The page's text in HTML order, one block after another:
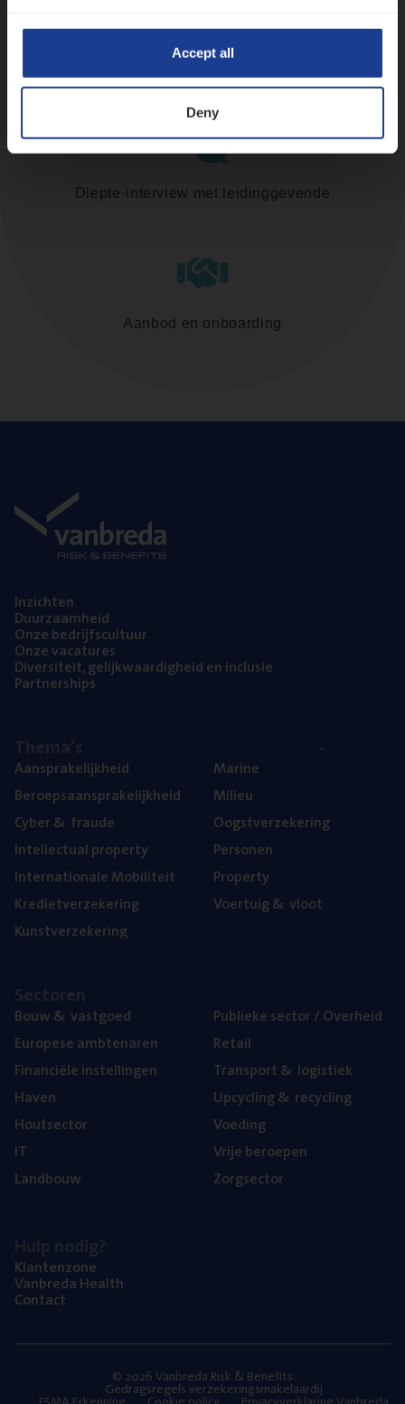
Accept all
Deny
Assessment
Diepte-interview met leidinggevende
Aanbod en onboarding
Inzich­ten
Duur­zaam­heid
Onze bedrijfs­cul­tuur
Onze vaca­tu­res
Diver­si­teit, gelijk­waar­dig­heid en inclusie
Part­ner­ships
Aan­spra­ke­lijk­heid
Beroeps­aan­spra­ke­lijk­heid
Cyber& fraude
Intel­lec­tu­al property
Inter­na­ti­o­na­le Mobiliteit
Kre­diet­ver­ze­ke­ring
Kunst­ver­ze­ke­ring
Mari­ne
Mili­eu
Oogst­ver­ze­ke­ring
Per­so­nen
Pro­per­ty
Voer­tuig& vloot
Bouw& vastgoed
Euro­pe­se ambtenaren
Finan­ci­ë­le instellingen
Haven
Hout­sec­tor
IT
Land­bouw
Publie­ke sec­tor / Overheid
Retail
Trans­port& logistiek
Upcy­cling& recycling
Voe­ding
Vrije beroe­pen
Zorg­sec­tor
Klan­ten­zo­ne
Van­b­re­da Health
Con­tact
© 2026 Vanbreda Risk & Benefits
Gedragsregels verzekeringsmakelaardij